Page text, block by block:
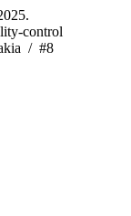
control
/ #8